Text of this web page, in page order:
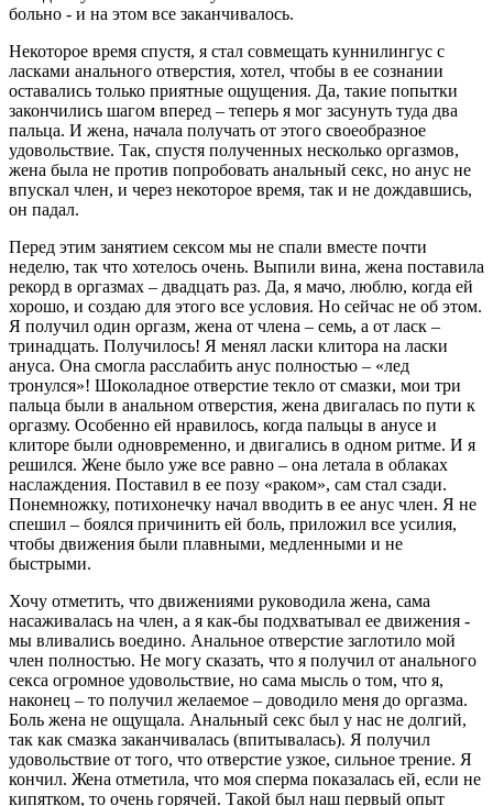
больно - и на этом все заканчивалось.
Некоторое время спустя, я стал совмещать куннилингус с
ласками анального отверстия, хотел, чтобы в ее сознании
оставались только приятные ощущения. Да, такие попытки
закончились шагом вперед – теперь я мог засунуть туда два
пальца. И жена, начала получать от этого своеобразное
удовольствие. Так, спустя полученных несколько оргазмов,
жена была не против попробовать анальный секс, но анус не
впускал член, и через некоторое время, так и не дождавшись,
он падал.
Перед этим занятием сексом мы не спали вместе почти
неделю, так что хотелось очень. Выпили вина, жена поставила
рекорд в оргазмах – двадцать раз. Да, я мачо, люблю, когда ей
хорошо, и создаю для этого все условия. Но сейчас не об этом.
Я получил один оргазм, жена от члена – семь, а от ласк –
тринадцать. Получилось! Я менял ласки клитора на ласки
ануса. Она смогла расслабить анус полностью – «лед
тронулся»! Шоколадное отверстие текло от смазки, мои три
пальца были в анальном отверстия, жена двигалась по пути к
оргазму. Особенно ей нравилось, когда пальцы в анусе и
клиторе были одновременно, и двигались в одном ритме. И я
решился. Жене было уже все равно – она летала в облаках
наслаждения. Поставил в ее позу «раком», сам стал сзади.
Понемножку, потихонечку начал вводить в ее анус член. Я не
спешил – боялся причинить ей боль, приложил все усилия,
чтобы движения были плавными, медленными и не
быстрыми.
Хочу отметить, что движениями руководила жена, сама
насаживалась на член, а я как-бы подхватывал ее движения -
мы вливались воедино. Анальное отверстие заглотило мой
член полностью. Не могу сказать, что я получил от анального
секса огромное удовольствие, но сама мысль о том, что я,
наконец – то получил желаемое – доводило меня до оргазма.
Боль жена не ощущала. Анальный секс был у нас не долгий,
так как смазка заканчивалась (впитывалась). Я получил
удовольствие от того, что отверстие узкое, сильное трение. Я
кончил. Жена отметила, что моя сперма показалась ей, если не
кипятком, то очень горячей. Такой был наш первый опыт